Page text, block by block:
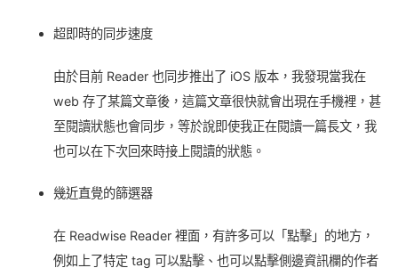
超即時的同步速度
由於目前 Reader 也同步推出了 iOS 版本，我發現當我在
web 存了某篇文章後，這篇文章很快就會出現在手機裡，甚
至閱讀狀態也會同步，等於說即使我正在閱讀一篇長文，我
也可以在下次回來時接上閱讀的狀態。
幾近直覺的篩選器
在 Readwise Reader 裡面，有許多可以「點擊」的地方，
例如上了特定 tag 可以點擊、也可以點擊側邊資訊欄的作者